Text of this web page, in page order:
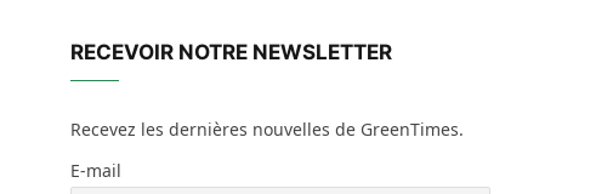
RECEVOIR NOTRE NEWSLETTER
Recevez les dernières nouvelles de GreenTimes.
E-mail